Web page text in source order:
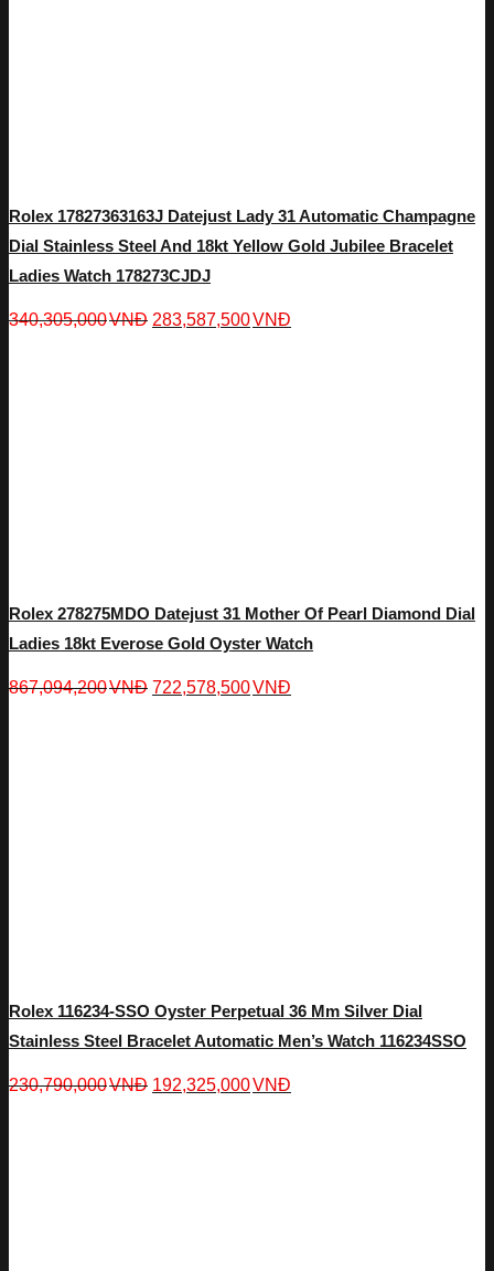
Rolex 17827363163J Datejust Lady 31 Automatic Champagne
Dial Stainless Steel And 18kt Yellow Gold Jubilee Bracelet
Ladies Watch 178273CJDJ
340,305,000VNĐ 283,587,500VNĐ
Rolex 278275MDO Datejust 31 Mother Of Pearl Diamond Dial
Ladies 18kt Everose Gold Oyster Watch
867,094,200VNĐ 722,578,500VNĐ
Rolex 116234-SSO Oyster Perpetual 36 Mm Silver Dial
Stainless Steel Bracelet Automatic Men’s Watch 116234SSO
230,790,000VNĐ 192,325,000VNĐ